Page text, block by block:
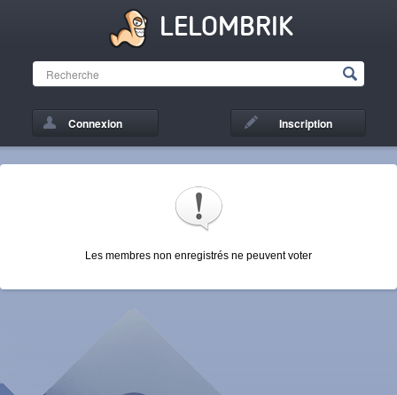
LELOMBRIK
Connexion Inscription
Les membres non enregistrés ne peuvent voter